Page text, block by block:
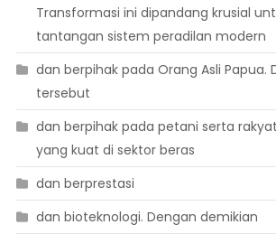
Transformasi ini dipandang krusial
tantangan sistem peradilan modern
dan berpihak pada Orang Asli Papua.
tersebut
dan berpihak pada petani serta
yang kuat di sektor beras
dan berprestasi
dan bioteknologi. Dengan demikian